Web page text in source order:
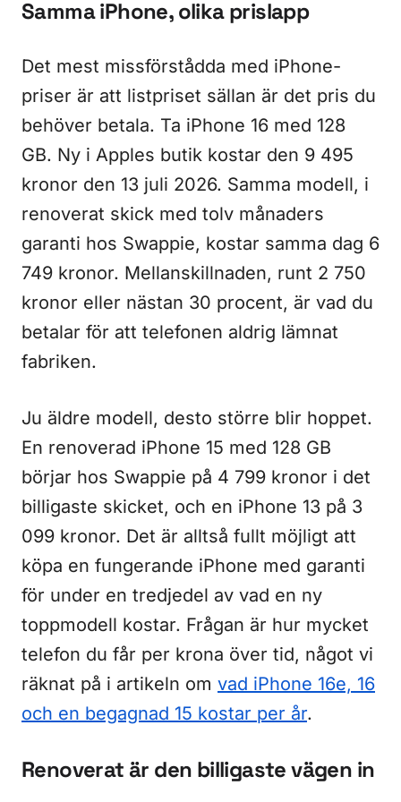
Samma iPhone, olika prislapp
Det mest missförstådda med iPhone-
priser är att listpriset sällan är det pris du
behöver betala. Ta iPhone 16 med 128
GB. Ny i Apples butik kostar den 9 495
kronor den 13 juli 2026. Samma modell, i
renoverat skick med tolv månaders
garanti hos Swappie, kostar samma dag 6
749 kronor. Mellanskillnaden, runt 2 750
kronor eller nästan 30 procent, är vad du
betalar för att telefonen aldrig lämnat
fabriken.
Ju äldre modell, desto större blir hoppet.
En renoverad iPhone 15 med 128 GB
börjar hos Swappie på 4 799 kronor i det
billigaste skicket, och en iPhone 13 på 3
099 kronor. Det är alltså fullt möjligt att
köpa en fungerande iPhone med garanti
för under en tredjedel av vad en ny
toppmodell kostar. Frågan är hur mycket
telefon du får per krona över tid, något vi
räknat på i artikeln om vad iPhone 16e, 16
och en begagnad 15 kostar per år.
Renoverat är den billigaste vägen in